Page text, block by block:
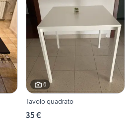
6
Tavolo quadrato
35 €